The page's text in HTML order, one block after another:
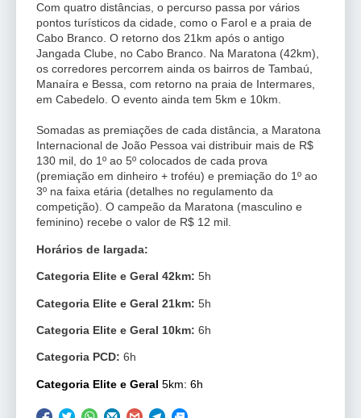
Com quatro distâncias, o percurso passa por vários
pontos turísticos da cidade, como o Farol e a praia de
Cabo Branco. O retorno dos 21km após o antigo
Jangada Clube, no Cabo Branco. Na Maratona (42km),
os corredores percorrem ainda os bairros de Tambaú,
Manaíra e Bessa, com retorno na praia de Intermares,
em Cabedelo. O evento ainda tem 5km e 10km.
Somadas as premiações de cada distância, a Maratona
Internacional de João Pessoa vai distribuir mais de R$
130 mil, do 1º ao 5º colocados de cada prova
(premiação em dinheiro + troféu) e premiação do 1º ao
3º na faixa etária (detalhes no regulamento da
competição). O campeão da Maratona (masculino e
feminino) recebe o valor de R$ 12 mil.
Horários de largada:
Categoria Elite e Geral 42km: 5h
Categoria Elite e Geral 21km: 5h
Categoria Elite e Geral 10km: 6h
Categoria PCD: 6h
Categoria Elite e Geral 5km: 6h